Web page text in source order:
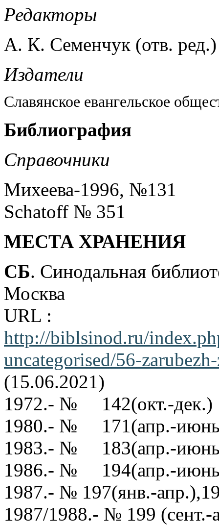
Редакторы
А. К. Семенчук (отв. ред.)
Издатели
Славянское евангельское
Библиография
Справочники
Михеева-1996, №131
Schatoff № 351
МЕСТА ХРАНЕНИЯ
СБ. Синодальная
Москва
URL :
http://biblsinod.ru/
uncategorised/56-
(15.06.2021)
1972.- № 142(окт.-дек.)
1980.- № 171(апр.-
1983.- № 183(апр.-
1986.- № 194(апр.-
1987.- № 197(янв.-
1987/1988.- № 199 (сент.-